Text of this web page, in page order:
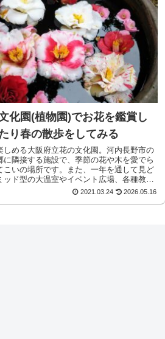
化園(植物園)でお花を鑑賞し
り春の散歩をしてみる
しめる大阪府立花の文化園。河内長野市の
に隣接する施設で、季節の花や木を愛でら
こいの場所です。また、一年を通して見ど
ッド型の大温室やイベント広場、各種教室
2021.03.24 2026.05.16